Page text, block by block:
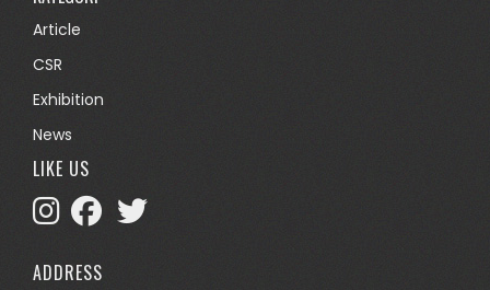
Article
CSR
Exhibition
News
LIKE US
ADDRESS